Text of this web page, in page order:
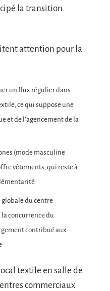
la transition
attention pour la
un flux régulier dans
ce qui suppose une
et de l’agencement de la
(mode masculine
vêtements, qui reste à
globale du centre
concurrence du
contribué aux
textile en salle de
commerciaux